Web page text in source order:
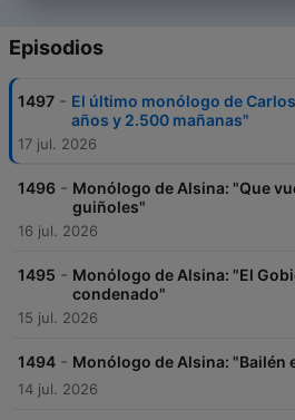
Episodios
1497 - El último monólogo de
años y 2.500 mañanas"
17 jul. 2026
1496 - Monólogo de Alsina: "Que
guiñoles"
16 jul. 2026
1495 - Monólogo de Alsina: "El
condenado"
15 jul. 2026
1494 - Monólogo de Alsina: "Bailén
14 jul. 2026